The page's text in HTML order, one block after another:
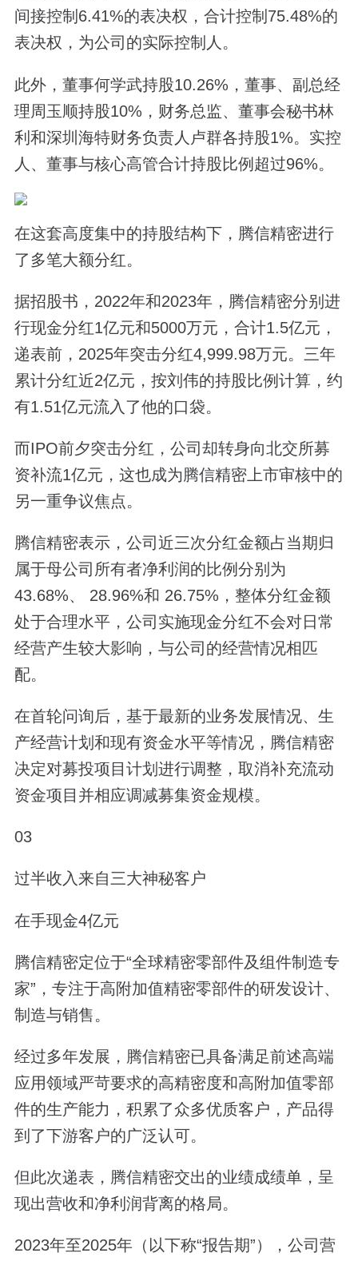
间接控制6.41%的表决权，合计控制75.48%的
表决权，为公司的实际控制人。
此外，董事何学武持股10.26%，董事、副总经
理周玉顺持股10%，财务总监、董事会秘书林
利和深圳海特财务负责人卢群各持股1%。实控
人、董事与核心高管合计持股比例超过96%。
在这套高度集中的持股结构下，腾信精密进行
了多笔大额分红。
据招股书，2022年和2023年，腾信精密分别进
行现金分红1亿元和5000万元，合计1.5亿元，
递表前，2025年突击分红4,999.98万元。三年
累计分红近2亿元，按刘伟的持股比例计算，约
有1.51亿元流入了他的口袋。
而IPO前夕突击分红，公司却转身向北交所募
资补流1亿元，这也成为腾信精密上市审核中的
另一重争议焦点。
腾信精密表示，公司近三次分红金额占当期归
属于母公司所有者净利润的比例分别为
43.68%、 28.96%和 26.75%，整体分红金额
处于合理水平，公司实施现金分红不会对日常
经营产生较大影响，与公司的经营情况相匹
配。
在首轮问询后，基于最新的业务发展情况、生
产经营计划和现有资金水平等情况，腾信精密
决定对募投项目计划进行调整，取消补充流动
资金项目并相应调减募集资金规模。
03
过半收入来自三大神秘客户
在手现金4亿元
腾信精密定位于“全球精密零部件及组件制造专
家”，专注于高附加值精密零部件的研发设计、
制造与销售。
经过多年发展，腾信精密已具备满足前述高端
应用领域严苛要求的高精密度和高附加值零部
件的生产能力，积累了众多优质客户，产品得
到了下游客户的广泛认可。
但此次递表，腾信精密交出的业绩成绩单，呈
现出营收和净利润背离的格局。
2023年至2025年（以下称“报告期”），公司营